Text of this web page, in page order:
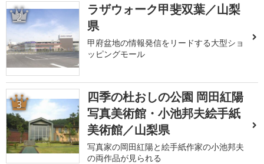
2
ラザウォーク甲斐双葉／山梨
県
甲府盆地の情報発信をリードする大型ショ
ッピングモール
3
四季の杜おしの公園 岡田紅陽
写真美術館・小池邦夫絵手紙
美術館／山梨県
写真家の岡田紅陽と絵手紙作家の小池邦夫
の両作品が見られる